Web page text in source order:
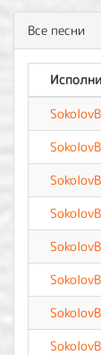
Все песни